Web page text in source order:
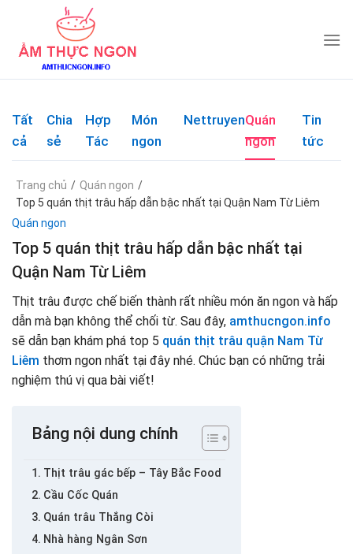
content
Tất
cả
Chia
sẻ
Hợp
Tác
Món
ngon
NettruyenQuán
ngon
Tin
tức
Trang chủ / Quán ngon /
Top 5 quán thịt trâu hấp dẫn bậc nhất tại Quận Nam Từ Liêm
Quán ngon
Top 5 quán thịt trâu hấp dẫn bậc nhất tại
Quận Nam Từ Liêm
Thịt trâu được chế biến thành rất nhiều món ăn ngon và hấp
dẫn mà bạn không thể chối từ. Sau đây, amthucngon.info
sẽ dẫn bạn khám phá top 5 quán thịt trâu quận Nam Từ
Liêm thơm ngon nhất tại đây nhé. Chúc bạn có những trải
nghiệm thú vị qua bài viết!
Bảng nội dung chính
Thịt trâu gác bếp – Tây Bắc Food
Cầu Cốc Quán
Quán trâu Thắng Còi
Nhà hàng Ngân Sơn